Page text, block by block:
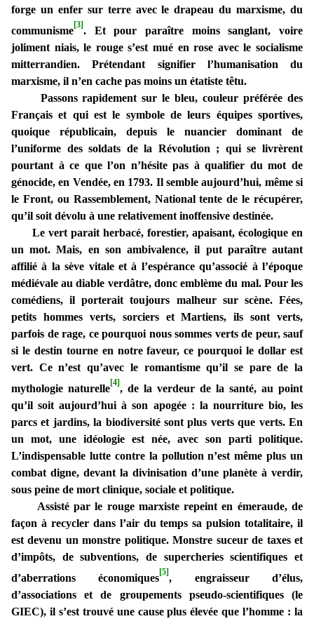
forge un enfer sur terre avec le drapeau du marxisme, du
communisme[3]. Et pour paraître moins sanglant, voire
joliment niais, le rouge s’est mué en rose avec le socialisme
mitterrandien. Prétendant signifier l’humanisation du
marxisme, il n’en cache pas moins un étatiste têtu.
Passons rapidement sur le bleu, couleur préférée des
Français et qui est le symbole de leurs équipes sportives,
quoique républicain, depuis le nuancier dominant de
l’uniforme des soldats de la Révolution ; qui se livrèrent
pourtant à ce que l’on n’hésite pas à qualifier du mot de
génocide, en Vendée, en 1793. Il semble aujourd’hui, même si
le Front, ou Rassemblement, National tente de le récupérer,
qu’il soit dévolu à une relativement inoffensive destinée.
Le vert parait herbacé, forestier, apaisant, écologique en
un mot. Mais, en son ambivalence, il put paraître autant
affilié à la sève vitale et à l’espérance qu’associé à l’époque
médiévale au diable verdâtre, donc emblème du mal. Pour les
comédiens, il porterait toujours malheur sur scène. Fées,
petits hommes verts, sorciers et Martiens, ils sont verts,
parfois de rage, ce pourquoi nous sommes verts de peur, sauf
si le destin tourne en notre faveur, ce pourquoi le dollar est
vert. Ce n’est qu’avec le romantisme qu’il se pare de la
mythologie naturelle[4], de la verdeur de la santé, au point
qu’il soit aujourd’hui à son apogée : la nourriture bio, les
parcs et jardins, la biodiversité sont plus verts que verts. En
un mot, une idéologie est née, avec son parti politique.
L’indispensable lutte contre la pollution n’est même plus un
combat digne, devant la divinisation d’une planète à verdir,
sous peine de mort clinique, sociale et politique.
Assisté par le rouge marxiste repeint en émeraude, de
façon à recycler dans l’air du temps sa pulsion totalitaire, il
est devenu un monstre politique. Monstre suceur de taxes et
d’impôts, de subventions, de supercheries scientifiques et
d’aberrations économiques[5], engraisseur d’élus,
d’associations et de groupements pseudo-scientifiques (le
GIEC), il s’est trouvé une cause plus élevée que l’homme : la